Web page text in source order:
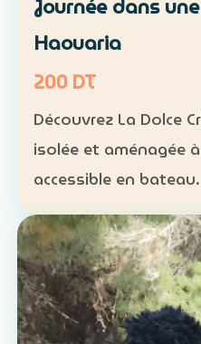
Journée dans
Haouaria
200 DT
Découvrez La Dolce
isolée et aménagée
accessible en bateau. Tarif : 200 DT par
personne
personnes
Activités : kayak,